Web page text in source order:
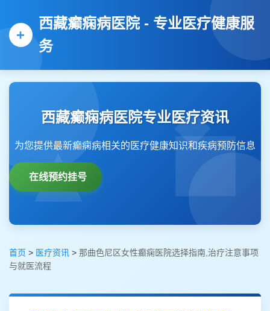
西藏癫痫病医院 - 专业医疗健康服
务
西藏癫痫病医院专业医疗资讯
为您提供最新癫痫病相关的医疗健康知识和疾病预防信息
在线预约挂号
首页 > 医疗资讯 > 那曲色尼区女性癫痫医院选择指南,治疗注意事项
与就医流程